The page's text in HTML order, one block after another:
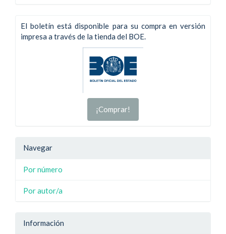
El boletín está disponible para su compra en versión
impresa a través de la tienda del BOE.
¡Comprar!
Navegar
Por número
Por autor/a
Información